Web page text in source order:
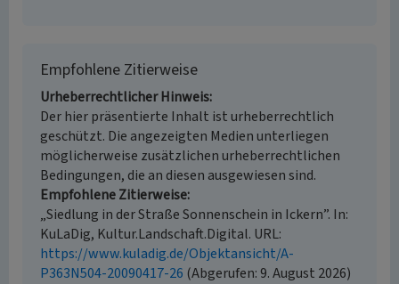
Empfohlene Zitierweise
Urheberrechtlicher Hinweis
Der hier präsentierte Inhalt ist urheberrechtlich
geschützt. Die angezeigten Medien unterliegen
möglicherweise zusätzlichen urheberrechtlichen
Bedingungen, die an diesen ausgewiesen sind.
Empfohlene Zitierweise
„Siedlung in der Straße Sonnenschein in Ickern”. In:
KuLaDig, Kultur.Landschaft.Digital. URL:
https://www.kuladig.de/Objektansicht/A-
P363N504-20090417-26 (Abgerufen: 9. August 2026)